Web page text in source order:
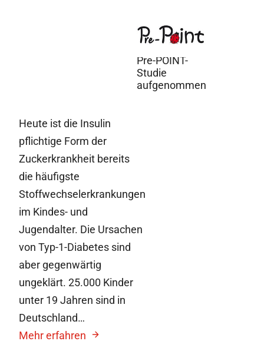
Erste
Teilnehmer in
Pre-POINT-
Studie
aufgenommen
Heute ist die Insulin
pflichtige Form der
Zuckerkrankheit bereits
die häufigste
Stoffwechselerkrankungen
im Kindes- und
Jugendalter. Die Ursachen
von Typ-1-Diabetes sind
aber gegenwärtig
ungeklärt. 25.000 Kinder
unter 19 Jahren sind in
Deutschland…
Mehr erfahren